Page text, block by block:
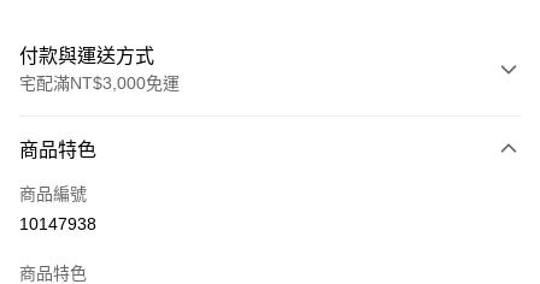
付款與運送方式
宅配滿NT$3,000免運
信用卡一次付款
貨到付款
運送方式
商品特色
商品編號
10147938
商品特色